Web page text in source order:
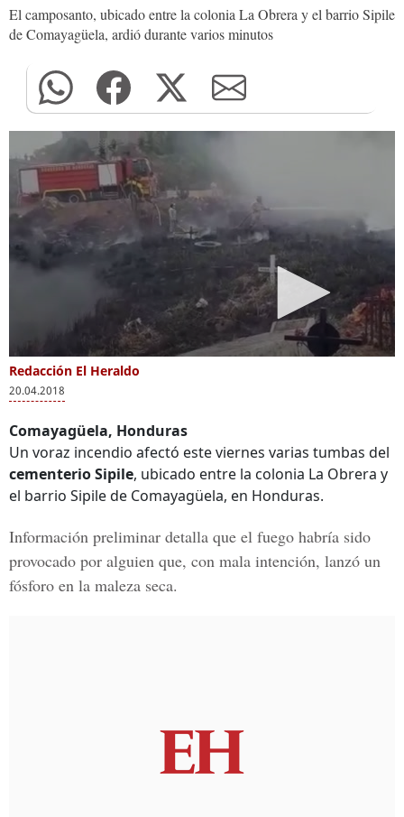
El camposanto, ubicado entre la colonia La Obrera y el barrio Sipile
de Comayagüela, ardió durante varios minutos
seconds
seconds
Redacción El Heraldo
20.04.2018
Comayagüela, Honduras
Un voraz incendio afectó este viernes varias tumbas del
cementerio Sipile, ubicado entre la colonia La Obrera y
el barrio Sipile de Comayagüela, en Honduras.
Información preliminar detalla que el fuego habría sido
provocado por alguien que, con mala intención, lanzó un
fósforo en la maleza seca.